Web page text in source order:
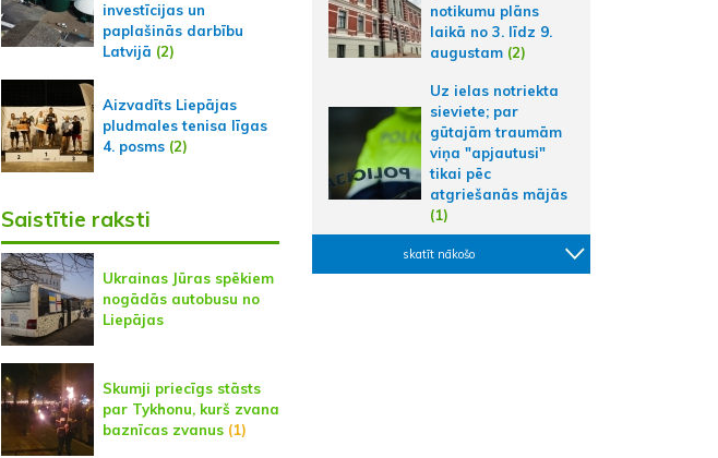
investīcijas un
paplašinās darbību
Latvijā (2)
Aizvadīts Liepājas
pludmales tenisa līgas
4. posms(2)
Saistītie raksti
Ukrainas Jūras spēkiem
nogādās autobusu no
Liepājas
Skumji priecīgs stāsts
par Tykhonu, kurš zvana
baznīcas zvanus(1)
notikumu plāns
laikā no 3. līdz 9.
augustam (2)
Uz ielas notriekta
sieviete; par
gūtajām traumām
viņa "apjautusi"
tikai pēc
atgriešanās mājās
(1)
skatīt nākošo